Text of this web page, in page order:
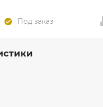
Под заказ